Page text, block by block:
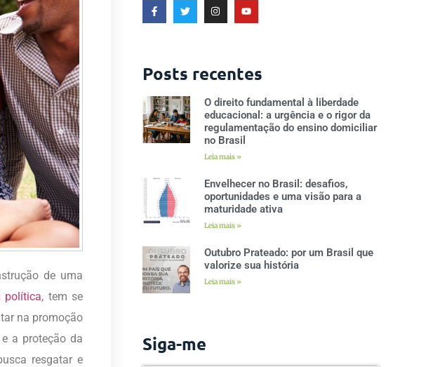
de uma
política, tem se
na promoção
a proteção da
resgatar e
Posts recentes
O direito fundamental à liberdade
educacional: a urgência e o rigor da
regulamentação do ensino domiciliar
no Brasil
Leia mais »
Envelhecer no Brasil: desafios,
oportunidades e uma visão para a
maturidade ativa
Leia mais »
Outubro Prateado: por um Brasil que
valorize sua história
Leia mais »
Siga-me